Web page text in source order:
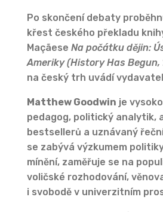
Po skončení debaty
křest českého překladu
Maçãese Na počátku dějin:
Ameriky (History Has Begun,
na český trh uvádí
Matthew Goodwin je
pedagog, politický analytik,
bestsellerů a uznávaný
se zabývá výzkumem
mínění, zaměřuje se na
voličské rozhodování,
i svobodě v univerzitním